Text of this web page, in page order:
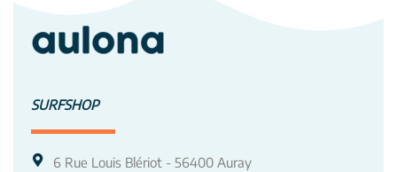
SURFSHOP
6 Rue Louis Blériot - 56400 Auray